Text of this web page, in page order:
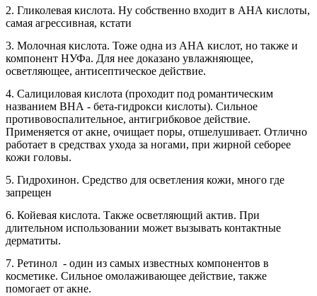
2. Гликолевая кислота. Ну собственно входит в АНА кислоты,
самая агрессивная, кстати
3. Молочная кислота. Тоже одна из АНА кислот, но также и
компонент НУФа. Для нее доказано увлажняющее,
осветляющее, антисептическое действие.
4. Салициловая кислота (проходит под романтическим
названием ВНА - бета-гидрокси кислоты). Сильное
противовоспалительное, антигрибковое действие.
Применяется от акне, очищает поры, отшелушивает. Отлично
работает в средствах ухода за ногами, при жирной себорее
кожи головы.
5. Гидрохинон. Средство для осветления кожи, много где
запрещен
6. Койевая кислота. Также осветляющий актив. При
длительном использовании может вызывать контактные
дерматиты.
7. Ретинол - один из самых известных компонентов в
косметике. Сильное омолаживающее действие, также
помогает от акне.